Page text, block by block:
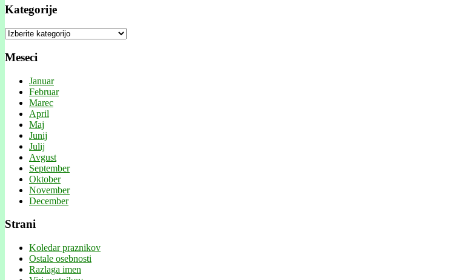
Kategorije
Kategorije
Meseci
Januar
Februar
Marec
April
Maj
Junij
Julij
Avgust
September
Oktober
November
December
Strani
Koledar praznikov
Ostale osebnosti
Razlaga imen